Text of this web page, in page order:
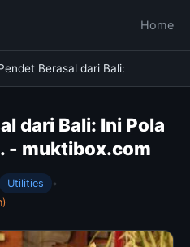
Home
Berasal dari Bali:
dari Bali: Ini Pola
- muktibox.com
Utilities
•